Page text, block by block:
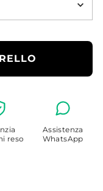
reso
Assistenza
WhatsApp